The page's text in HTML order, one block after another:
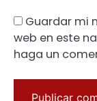
Guardar mi
web en este
haga un